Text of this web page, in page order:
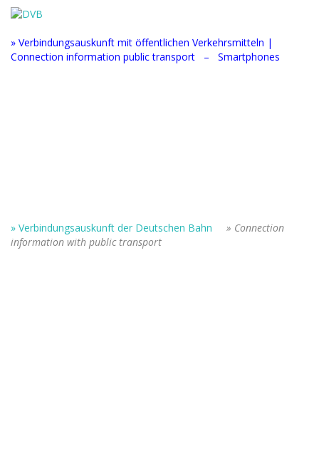
» Verbindungsauskunft mit öffentlichen Verkehrsmitteln |
Connection information public transport – Smartphones
» Verbindungsauskunft der Deutschen Bahn
» Connection
information with public transport